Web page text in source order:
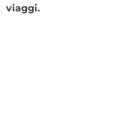
viaggi.